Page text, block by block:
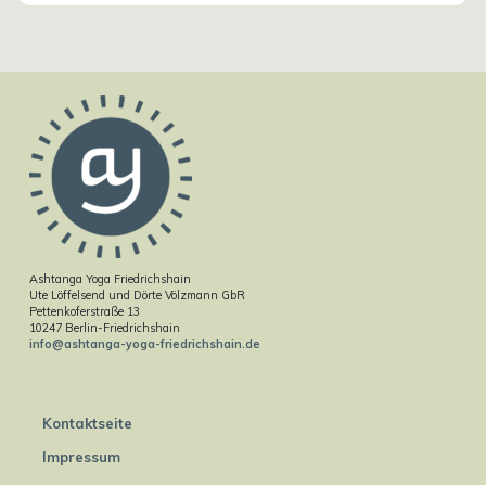
Ashtanga Yoga Friedrichshain
Ute Löffelsend und Dörte Völzmann GbR
Pettenkoferstraße 13
10247 Berlin-Friedrichshain
info@ashtanga-yoga-friedrichshain.de
Kontaktseite
Impressum